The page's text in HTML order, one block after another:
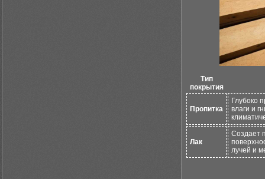
Тип
покрытия
Пропитка
Глубоко
влаги и
Лак
Создает
лучей и